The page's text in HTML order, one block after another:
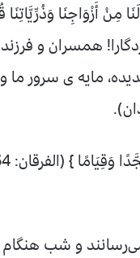
أَزْوَاجِنَا وَذُرِّيَّاتِنَا
پروردگارا! همسران
مایه ی سرور
و شب هنگام